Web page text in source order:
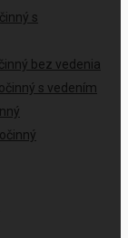
s
bez vedenia
s vedením